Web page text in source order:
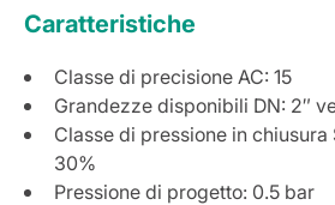
Caratteristiche
Classe di precisione AC: 15
Grandezze disponibili DN: 2″
Classe di pressione in chiusura
30%
Pressione di progetto: 0.5 bar